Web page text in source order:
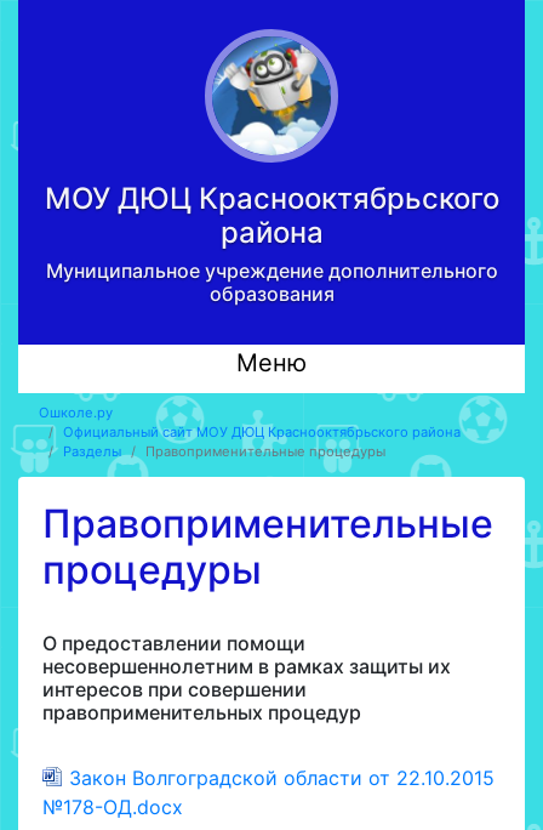
МОУ ДЮЦ Краcнооктябрьского
района
Муниципальное учреждение дополнительного
образования
Меню
Ошколе.ру
Официальный сайт МОУ ДЮЦ Краcнооктябрьского района
Разделы
Правоприменительные процедуры
Правоприменительные
процедуры
О предоставлении помощи
несовершеннолетним в рамках защиты их
интересов при совершении
правоприменительных процедур
Закон Волгоградской области от 22.10.2015
№178-ОД.docx